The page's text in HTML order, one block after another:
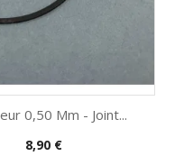
0,50 Mm - Joint...
Prix
8,90 €